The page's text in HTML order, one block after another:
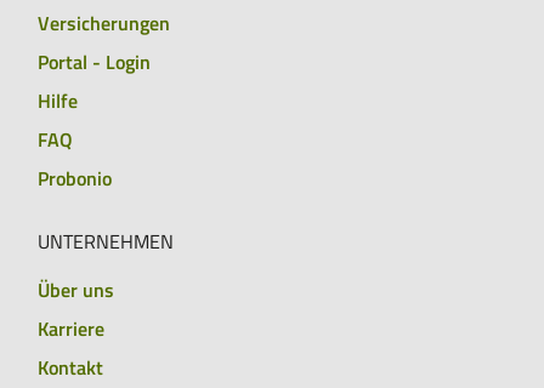
Versicherungen
Portal - Login
Hilfe
FAQ
Probonio
UNTERNEHMEN
Über uns
Karriere
Kontakt